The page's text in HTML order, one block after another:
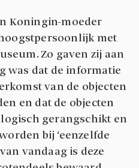
Koningin-moeder
met
Zo gaven zij aan
was dat de informatie
van de objecten
en dat de objecten
gerangschikt en
bij ‘eenzelfde
vandaag is deze